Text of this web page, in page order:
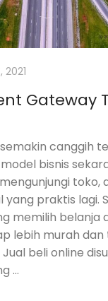
2021
Gateway
canggih
bisnis
toko,
yang praktis lagi.
memilih belanja
lebih murah
beli online
…